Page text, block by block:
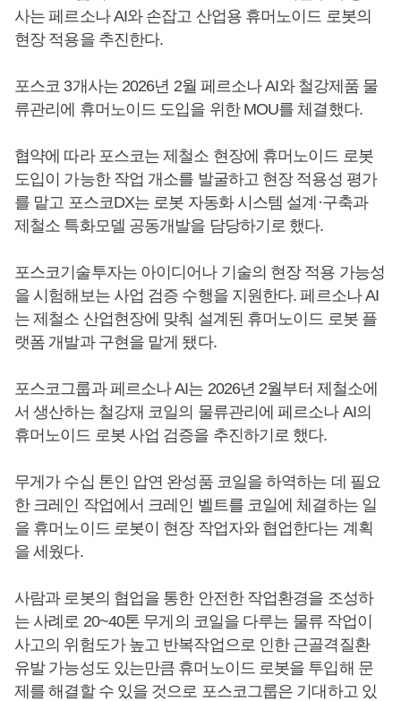
사는 페르소나 AI와 손잡고 산업용 휴머노이드 로봇의
현장 적용을 추진한다.
포스코 3개사는 2026년 2월 페르소나 AI와 철강제품 물
류관리에 휴머노이드 도입을 위한 MOU를 체결했다.
협약에 따라 포스코는 제철소 현장에 휴머노이드 로봇
도입이 가능한 작업 개소를 발굴하고 현장 적용성 평가
를 맡고 포스코DX는 로봇 자동화 시스템 설계·구축과
제철소 특화모델 공동개발을 담당하기로 했다.
포스코기술투자는 아이디어나 기술의 현장 적용 가능성
을 시험해보는 사업 검증 수행을 지원한다. 페르소나 AI
는 제철소 산업현장에 맞춰 설계된 휴머노이드 로봇 플
랫폼 개발과 구현을 맡게 됐다.
포스코그룹과 페르소나 AI는 2026년 2월부터 제철소에
서 생산하는 철강재 코일의 물류관리에 페르소나 AI의
휴머노이드 로봇 사업 검증을 추진하기로 했다.
무게가 수십 톤인 압연 완성품 코일을 하역하는 데 필요
한 크레인 작업에서 크레인 벨트를 코일에 체결하는 일
을 휴머노이드 로봇이 현장 작업자와 협업한다는 계획
을 세웠다.
사람과 로봇의 협업을 통한 안전한 작업환경을 조성하
는 사례로 20~40톤 무게의 코일을 다루는 물류 작업이
사고의 위험도가 높고 반복작업으로 인한 근골격질환
유발 가능성도 있는만큼 휴머노이드 로봇을 투입해 문
제를 해결할 수 있을 것으로 포스코그룹은 기대하고 있